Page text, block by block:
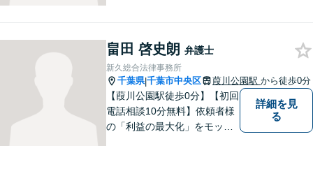
据えた支えを大切にしていま
す。あなたの気持ちにしっか
り寄り添います。【休日・夜
間面談可】
畠田 啓史朗 弁護士
新久総合法律事務所
千葉県|千葉市中央区 葭川公園駅 から徒歩0分
【葭川公園駅徒歩0分】【初回
電話相談10分無料】依頼者様
の「利益の最大化」をモット
詳細を見
る